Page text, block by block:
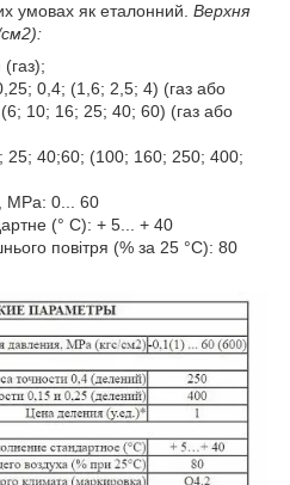
умовах як еталонний. Верхня
0,4; (1,6; 2,5; 4) (газ або
10; 16; 25; 40; 60) (газ або
40;60; (100; 160; 250; 400;
MPa: 0... 60
(° C): + 5... + 40
повітря (% за 25 °C): 80